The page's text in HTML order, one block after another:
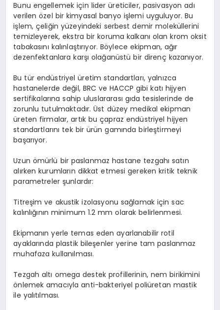
Bunu engellemek için lider üreticiler, pasivasyon adı
verilen özel bir kimyasal banyo işlemi uyguluyor. Bu
işlem, çeliğin yüzeyindeki serbest demir moleküllerini
temizleyerek, ekstra bir koruma kalkanı olan krom oksit
tabakasını kalınlaştırıyor. Böylece ekipman, ağır
dezenfektanlara karşı olağanüstü bir direnç kazanıyor.
Bu tür endüstriyel üretim standartları, yalnızca
hastanelerde değil, BRC ve HACCP gibi katı hijyen
sertifikalarına sahip uluslararası gıda tesislerinde de
zorunlu tutulmaktadır. Üst düzey medikal ekipman
üreten firmalar, artık bu çapraz endüstriyel hijyen
standartlarını tek bir ürün gamında birleştirmeyi
başarıyor.
Uzun ömürlü bir paslanmaz hastane tezgahı satın
alırken kurumların dikkat etmesi gereken kritik teknik
parametreler şunlardır:
Titreşim ve akustik izolasyonu sağlamak için sac
kalınlığının minimum 1.2 mm olarak belirlenmesi.
Ekipmanın yerle temas eden ayarlanabilir rotil
ayaklarında plastik bileşenler yerine tam paslanmaz
muhafaza kullanılması.
Tezgah altı omega destek profillerinin, nem birikimini
önlemek amacıyla anti-bakteriyel poliüretan mastik
ile yalıtılması.